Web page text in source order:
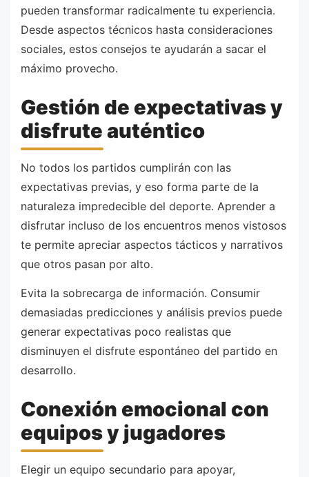
pueden transformar radicalmente tu experiencia.
Desde aspectos técnicos hasta consideraciones
sociales, estos consejos te ayudarán a sacar el
máximo provecho.
Gestión de expectativas y
disfrute auténtico
No todos los partidos cumplirán con las
expectativas previas, y eso forma parte de la
naturaleza impredecible del deporte. Aprender a
disfrutar incluso de los encuentros menos vistosos
te permite apreciar aspectos tácticos y narrativos
que otros pasan por alto.
Evita la sobrecarga de información. Consumir
demasiadas predicciones y análisis previos puede
generar expectativas poco realistas que
disminuyen el disfrute espontáneo del partido en
desarrollo.
Conexión emocional con
equipos y jugadores
Elegir un equipo secundario para apoyar,